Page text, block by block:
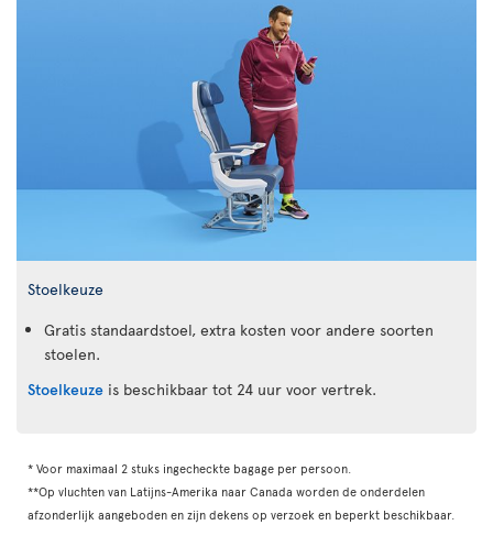
Stoelkeuze
Gratis standaardstoel, extra kosten voor andere soorten
stoelen.
Stoelkeuze is beschikbaar tot 24 uur voor vertrek.
* Voor maximaal 2 stuks ingecheckte bagage per persoon.
**Op vluchten van Latijns-Amerika naar Canada worden de onderdelen
afzonderlijk aangeboden en zijn dekens op verzoek en beperkt beschikbaar.